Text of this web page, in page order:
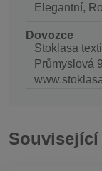
Elegantní,
Dovozce
Stoklasa
Průmyslová